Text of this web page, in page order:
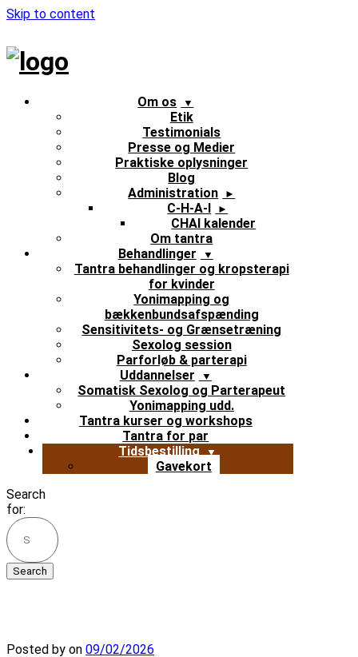
Skip to content
Om os
Etik
Testimonials
Presse og Medier
Praktiske oplysninger
Blog
Administration
C-H-A-I
CHAI kalender
Om tantra
Behandlinger
Tantra behandlinger og kropsterapi
for kvinder
Yonimapping og
bækkenbundsafspænding
Sensitivitets- og Grænsetræning
Sexolog session
Parforløb & parterapi
Uddannelser
Somatisk Sexolog og Parterapeut
Yonimapping udd.
Tantra kurser og workshops
Tantra for par
Tidsbestilling
Gavekort
Search
for:
Posted by on 09/02/2026